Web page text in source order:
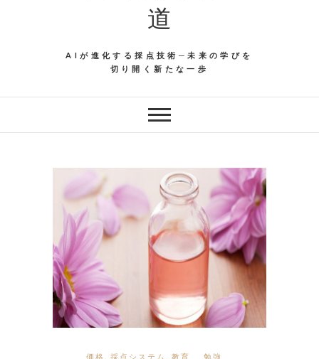
道
AIが進化する採点技術─未来の学びを
切り開く新たな一歩
価格 採点システム 教育 勉強